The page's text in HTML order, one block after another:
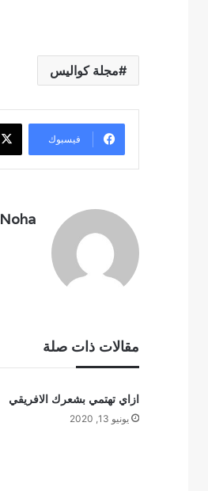
مجلة كواليس
فيسبوك
Noha
مقالات ذات صلة
ازاي تهتمي بشعرك الافريقي
يونيو 13, 2020